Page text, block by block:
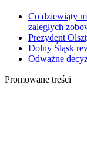
Co dziewiąty
zaległych
Prezydent
Dolny Śląsk
Odważne
Promowane treści